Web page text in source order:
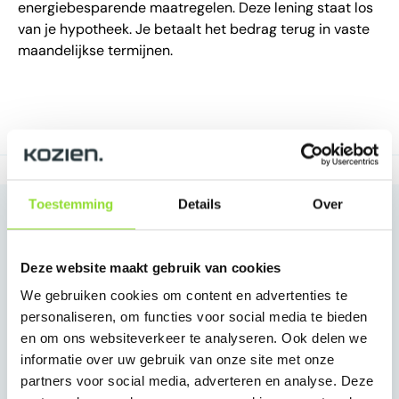
Toestemming Details Over
Deze website maakt gebruik van cookies
We gebruiken cookies om content en advertenties te
personaliseren, om functies voor social media te bieden
en om ons websiteverkeer te analyseren. Ook delen we
informatie over uw gebruik van onze site met onze
partners voor social media, adverteren en analyse. Deze
energiebesparende maatregelen. Deze lening staat los
van je hypotheek. Je betaalt het bedrag terug in vaste
maandelijkse termijnen.
Reviews van onze klanten
Robin Blok
14 juni 2026
5
Top kwaliteit
Prachtige kozijnen geleverd en ook keurig
31 mei
Goed
Dat alles